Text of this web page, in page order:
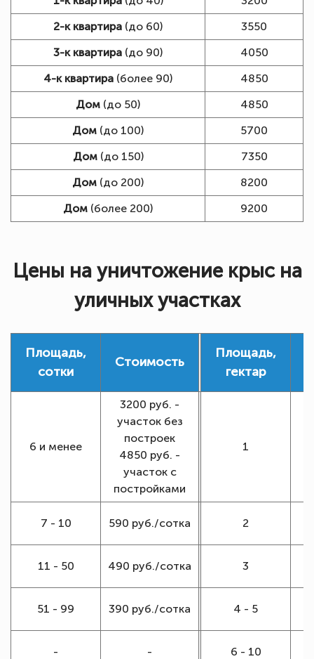
2-к квартира (до 60)
3550
3-к квартира (до 90)
4050
4-к квартира (более 90)
4850
Дом (до 50)
4850
Дом (до 100)
5700
Дом(до 150)
7350
Дом (до 200)
8200
Дом (более 200) 9200
Цены на уничтожение крыс на
уличных участках
Площадь,
сотки
Стоимость
Площадь,
гектар
6 и менее
3200 руб. -
участок без
построек
4850 руб. -
участок с
постройками
1
7 - 10 590 руб./сотка 2
11 - 50 490 руб./сотка 3
51 - 99 390 руб./сотка 4 - 5
- - 6 - 10